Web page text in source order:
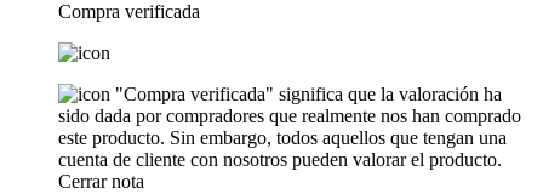
Compra verificada
"Compra verificada" significa que la valoración ha
sido dada por compradores que realmente nos han comprado
este producto. Sin embargo, todos aquellos que tengan una
cuenta de cliente con nosotros pueden valorar el producto.
Cerrar nota